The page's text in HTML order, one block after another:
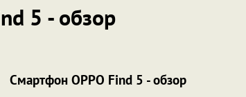
5 - обзор
Смартфон OPPO Find 5 - обзор